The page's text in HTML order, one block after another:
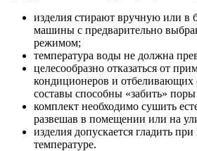
изделия стирают вручную или в
машины с предварительно
режимом;
температура воды не должна
целесообразно отказаться от
кондиционеров и отбеливающих
составы способны «забить» поры
комплект необходимо сушить
развешав в помещении или на
изделия допускается гладить
температуре.